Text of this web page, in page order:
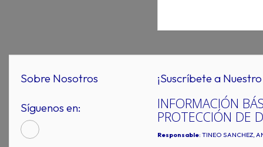
Sobre Nosotros
Síguenos en:
¡Suscríbete a
INFORMACIÓN
PROTECCIÓN DE
Responsable: TINEO SANCHEZ,